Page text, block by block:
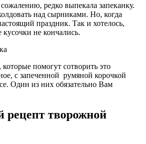
редко выпекала запеканку.
над сырниками. Но, когда
праздник. Так и хотелось,
не кончались.
помогут сотворить это
с запеченной румяной корочкой
Один из них обязательно Вам
рецепт творожной